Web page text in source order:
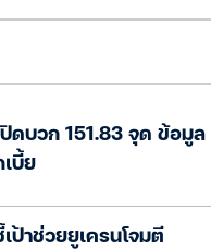
ดบวก 151.83 จุด ข้อมูล
บี้ย
ป้าช่วยยูเครนโจมตี